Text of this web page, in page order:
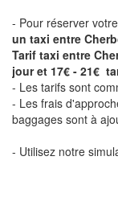
- Pour réserver
un taxi entre
Tarif taxi entre
jour et 17€ - 21€
- Les tarifs sont
- Les frais
baggages sont à
- Utilisez notre